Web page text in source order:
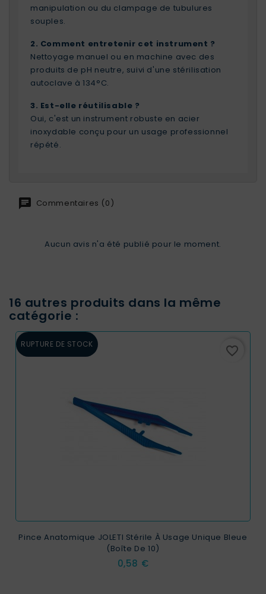
manipulation ou du clampage de tubulures
souples.
2. Comment entretenir cet instrument ?
Nettoyage manuel ou en machine avec des
produits de pH neutre, suivi d'une stérilisation
autoclave à 134°C.
3. Est-elle réutilisable ?
Oui, c'est un instrument robuste en acier
inoxydable conçu pour un usage professionnel
répété.
Commentaires (0)
Aucun avis n'a été publié pour le moment.
16 autres produits dans la même
catégorie :
RUPTURE DE STOCK favorite_border
Pince Anatomique JOLETI Stérile À Usage Unique Bleue
(Boîte De 10)
Prix
0,58 €